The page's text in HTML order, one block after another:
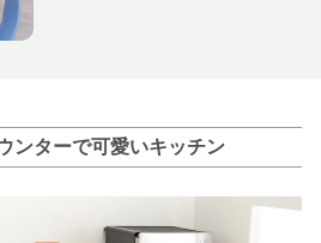
ンターで可愛いキッチン